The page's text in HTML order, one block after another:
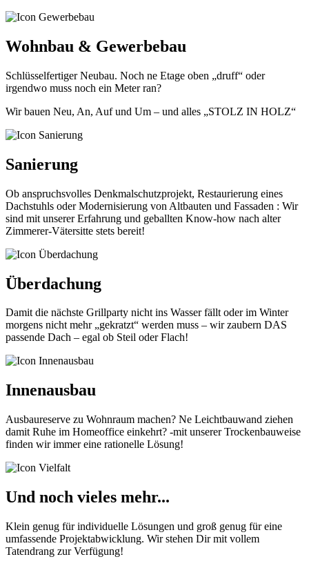
Wohnbau & Gewerbebau
Schlüsselfertiger Neubau. Noch ne Etage oben „druff“ oder
irgendwo muss noch ein Meter ran?
Wir bauen Neu, An, Auf und Um – und alles „STOLZ IN HOLZ“
Sanierung
Ob anspruchsvolles Denkmalschutzprojekt, Restaurierung eines
Dachstuhls oder Modernisierung von Altbauten und Fassaden : Wir
sind mit unserer Erfahrung und geballten Know-how nach alter
Zimmerer-Vätersitte stets bereit!
Überdachung
Damit die nächste Grillparty nicht ins Wasser fällt oder im Winter
morgens nicht mehr „gekratzt“ werden muss – wir zaubern DAS
passende Dach – egal ob Steil oder Flach!
Innenausbau
Ausbaureserve zu Wohnraum machen? Ne Leichtbauwand ziehen
damit Ruhe im Homeoffice einkehrt? -mit unserer Trockenbauweise
finden wir immer eine rationelle Lösung!
Und noch vieles mehr...
Klein genug für individuelle Lösungen und groß genug für eine
umfassende Projektabwicklung. Wir stehen Dir mit vollem
Tatendrang zur Verfügung!